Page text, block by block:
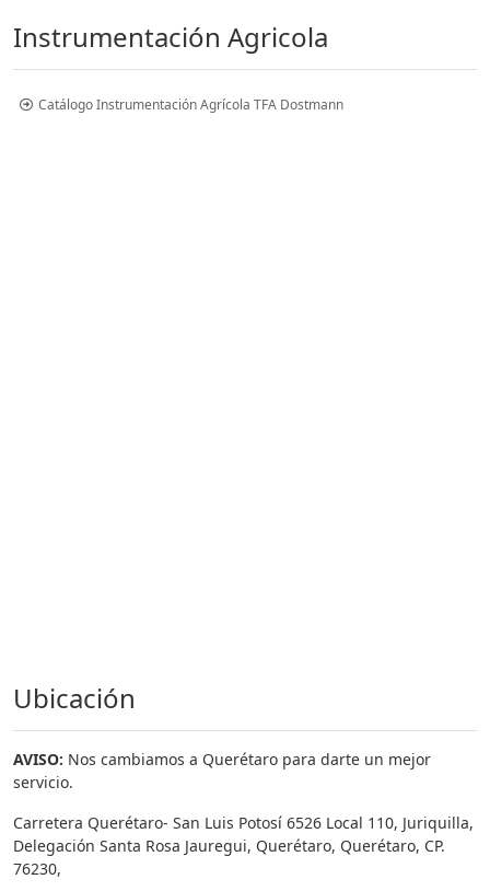
Instrumentación Agricola
Catálogo Instrumentación Agrícola TFA Dostmann
Ubicación
AVISO: Nos cambiamos a Querétaro para darte un mejor
servicio.
Carretera Querétaro- San Luis Potosí 6526 Local 110, Juriquilla,
Delegación Santa Rosa Jauregui, Querétaro, Querétaro, CP.
76230,